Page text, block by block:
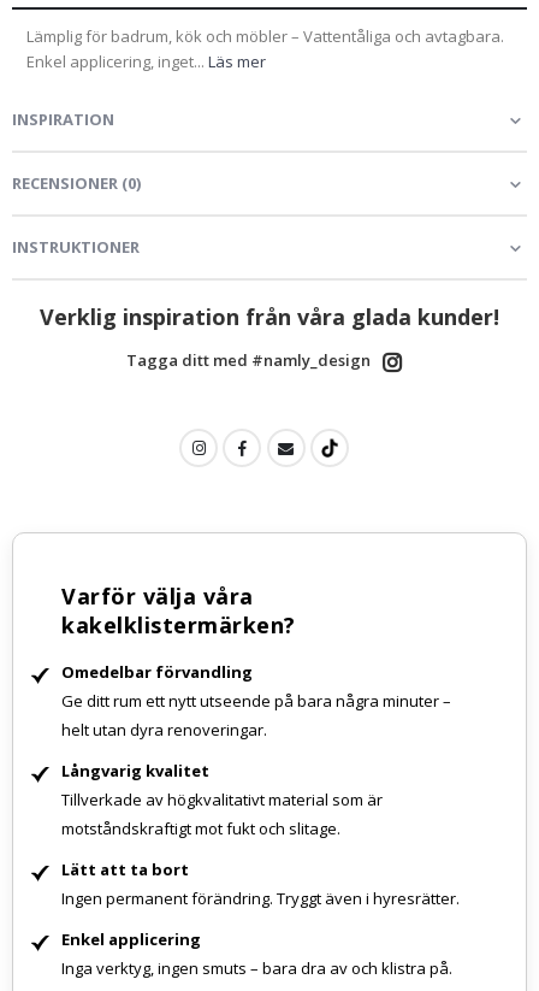
Lämplig för badrum, kök och möbler – Vattentåliga och avtagbara.
Enkel applicering, inget... Läs mer
INSPIRATION
RECENSIONER (0)
INSTRUKTIONER
Verklig inspiration från våra glada kunder!
Tagga ditt med #namly_design
Varför välja våra
kakelklistermärken?
Omedelbar förvandling
Ge ditt rum ett nytt utseende på bara några minuter –
helt utan dyra renoveringar.
Långvarig kvalitet
Tillverkade av högkvalitativt material som är
motståndskraftigt mot fukt och slitage.
Lätt att ta bort
Ingen permanent förändring. Tryggt även i hyresrätter.
Enkel applicering
Inga verktyg, ingen smuts – bara dra av och klistra på.